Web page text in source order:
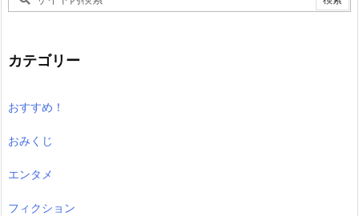
カテゴリー
おすすめ！
おみくじ
エンタメ
フィクション